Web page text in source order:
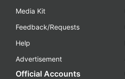
Media Kit
Feedback/Requests
Help
Advertisement
Official Accounts